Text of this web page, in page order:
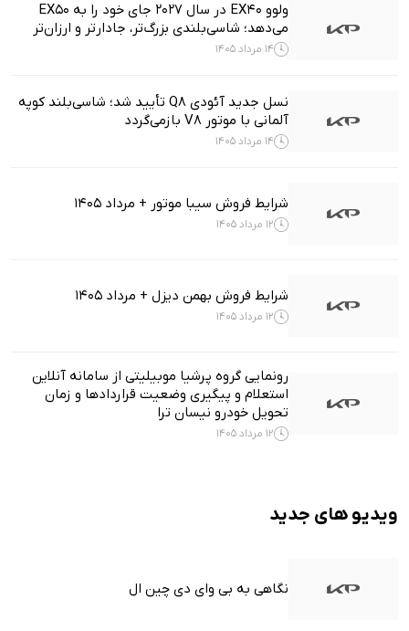
ولوو EX40 در سال ۲۰۲۷ جای خود را به EX50
می‌دهد؛ شاسی‌بلندی بزرگ‌تر، جادارتر و ارزان‌تر
14 مرداد 1405
نسل جدید آئودی Q8 تأیید شد؛ شاسی‌بلند کوپه
آلمانی با موتور V8 بازمی‌گردد
14 مرداد 1405
شرایط فروش سیبا موتور + مرداد 1405
12 مرداد 1405
شرایط فروش بهمن دیزل + مرداد 1405
12 مرداد 1405
رونمایی گروه پرشیا موبیلیتی از سامانه آنلاین
استعلام و پیگیری وضعیت قراردادها و زمان
تحویل خودرو نیسان ترا
12 مرداد 1405
ویدیو های جدید
نگاهی به بی وای دی چین ال